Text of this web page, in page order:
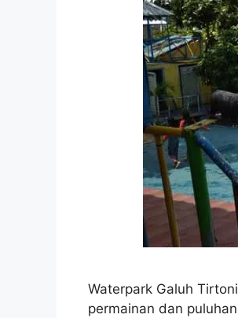
Waterpark Galuh
permainan dan